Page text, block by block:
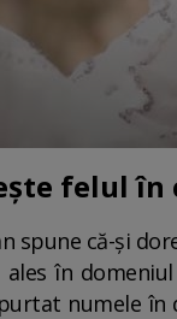
felul în
spune că-și
în
numele